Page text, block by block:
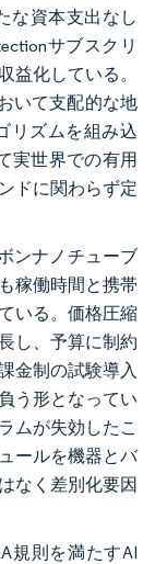
な資本支出なし
サブスクリ
益化している。
いて支配的な地
リズムを組み込
実世界での有用
ドに関わらず定
ンナノチューブ
稼働時間と携帯
いる。価格圧縮
し、予算に制約
金制の試験導入
う形となってい
ムが失効したこ
ールを機器とバ
なく差別化要因
規則を満たすAI